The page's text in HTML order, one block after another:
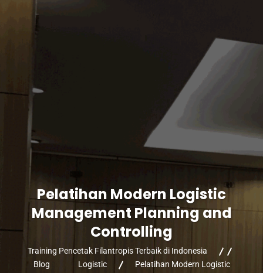
Pelatihan Modern Logistic
Management Planning and
Controlling
Training Pencetak Filantropis Terbaik di Indonesia
Blog
Logistic
Pelatihan Modern Logistic